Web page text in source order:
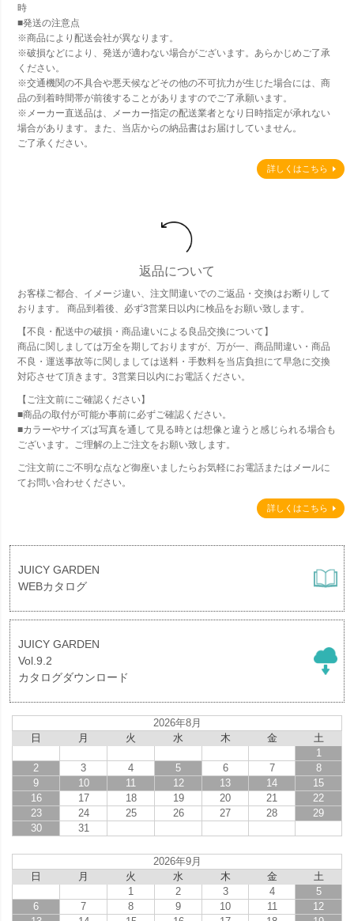
時
■発送の注意点
※商品により配送会社が異なります。
※破損などにより、発送が適わない場合がございます。あらかじめご了承
ください。
※交通機関の不具合や悪天候などその他の不可抗力が生じた場合には、商
品の到着時間帯が前後することがありますのでご了承願います。
※メーカー直送品は、メーカー指定の配送業者となり日時指定が承れない
場合があります。また、当店からの納品書はお届けしていません。
ご了承ください。
詳しくはこちら
返品について
お客様ご都合、イメージ違い、注文間違いでのご返品・交換はお断りして
おります。 商品到着後、必ず3営業日以内に検品をお願い致します。
【不良・配送中の破損・商品違いによる良品交換について】
商品に関しましては万全を期しておりますが、万が一、商品間違い・商品
不良・運送事故等に関しましては送料・手数料を当店負担にて早急に交換
対応させて頂きます。3営業日以内にお電話ください。
【ご注文前にご確認ください】
■商品の取付が可能か事前に必ずご確認ください。
■カラーやサイズは写真を通して見る時とは想像と違うと感じられる場合も
ございます。ご理解の上ご注文をお願い致します。
ご注文前にご不明な点など御座いましたらお気軽にお電話またはメールに
てお問い合わせください。
詳しくはこちら
JUICY GARDEN
WEBカタログ
JUICY GARDEN
Vol.9.2
カタログダウンロード
2026年8月
日
月 火 水 木 金
土
1
2
3 4 5 6 7
8
9
10 11 12 13 14
15
16
17 18 19 20 21
22
23
24 25 26 27 28
29
30
31
2026年9月
日
月 火 水 木 金
土
1
2 3 4
5
6
7 8 9 10 11
12